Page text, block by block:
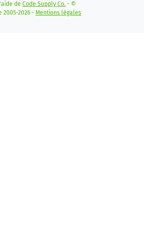
de Code Supply Co. - ©
2005-2026 - Mentions légales